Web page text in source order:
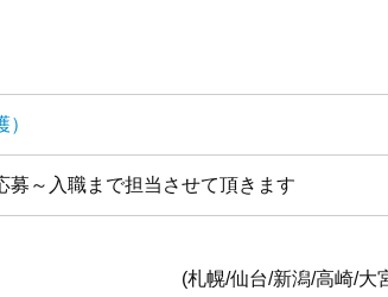
募～入職まで担当させて頂きます
/大宮/東京/横浜/静岡/名